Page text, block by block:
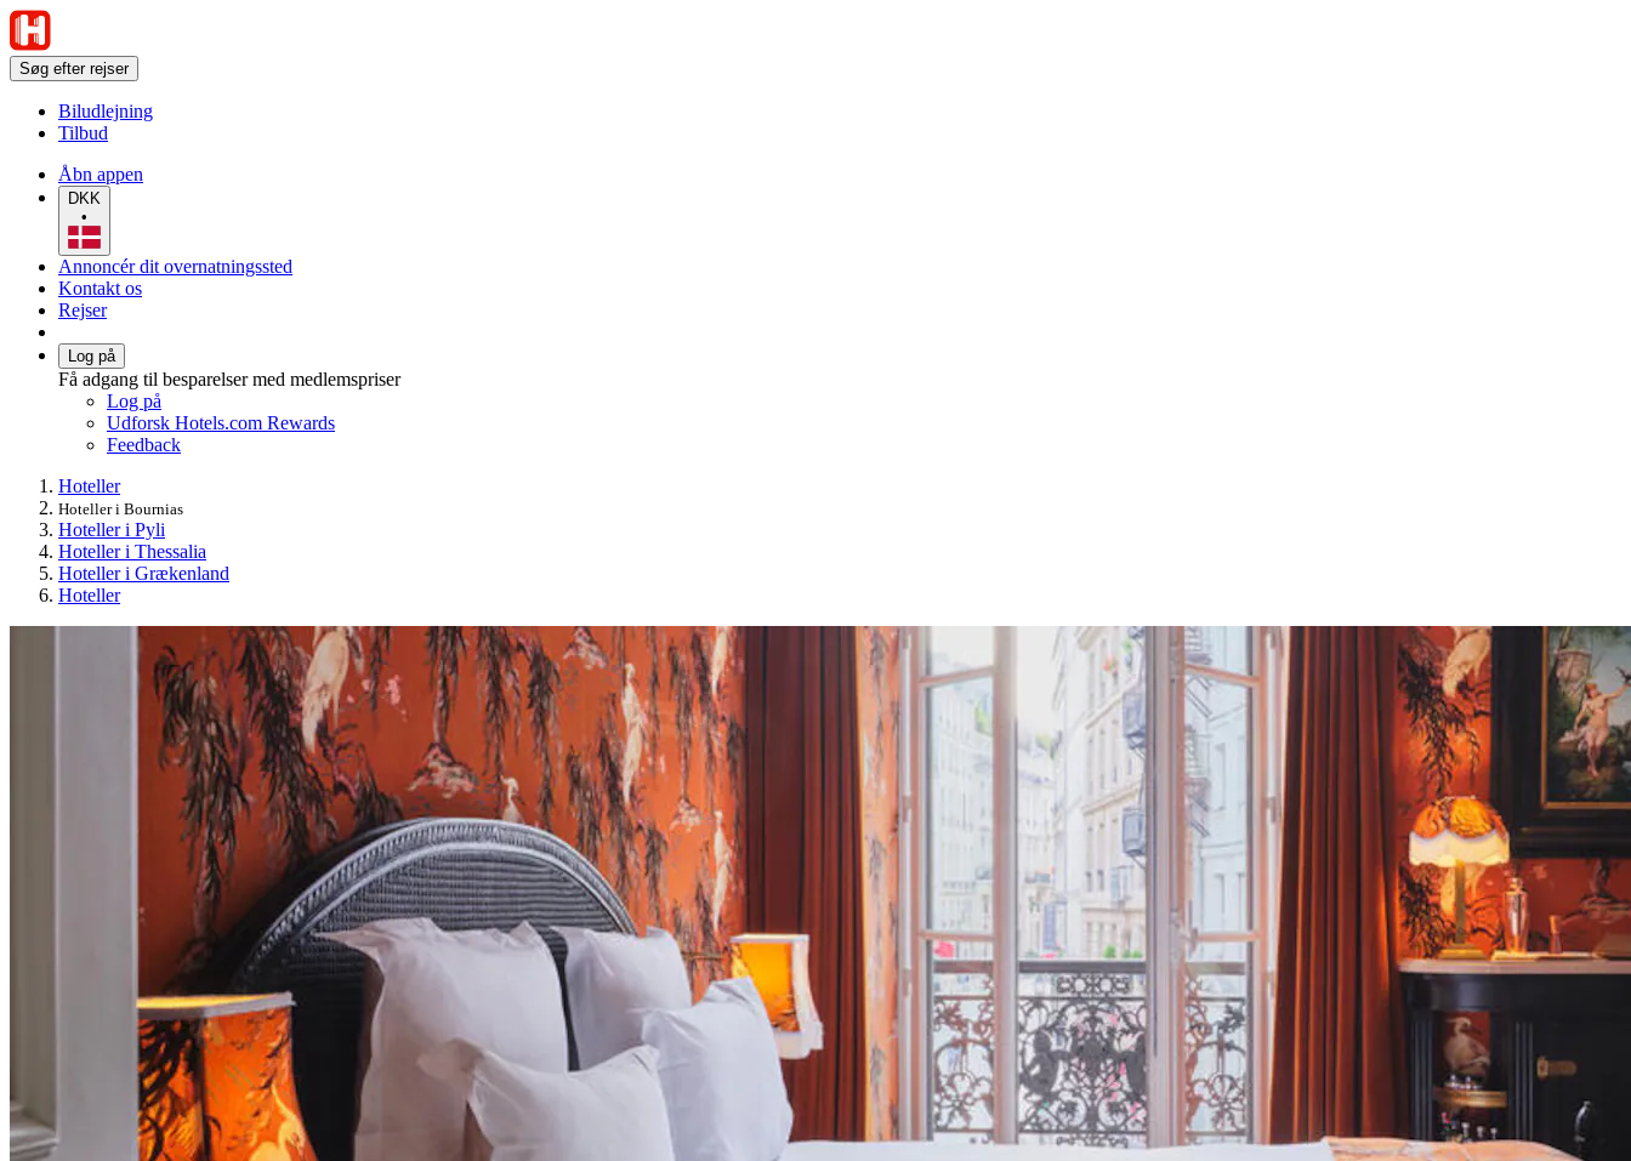
Søg efter rejser
Biludlejning
Tilbud
Åbn appen
DKK
•
Annoncér dit overnatningssted
Kontakt os
Rejser
Log på
Få adgang til besparelser med medlemspriser
Log på
Udforsk Hotels.com Rewards
Feedback
Hoteller
Hoteller i Bournias
Hoteller i Pyli
Hoteller i Thessalia
Hoteller i Grækenland
Hoteller